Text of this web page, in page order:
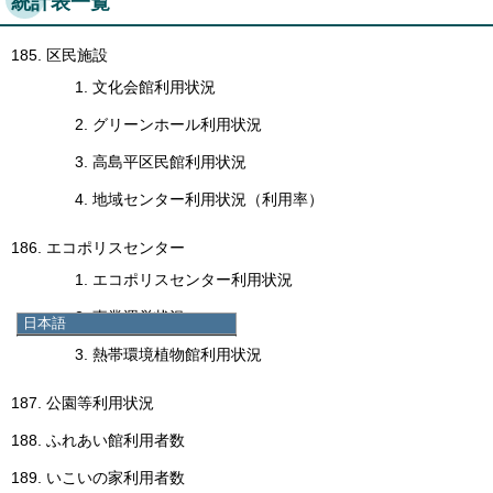
日本語
简体中文
区民施設
文化会館利用状況
グリーンホール利用状況
高島平区民館利用状況
地域センター利用状況（利用率）
エコポリスセンター
エコポリスセンター利用状況
事業運営状況
熱帯環境植物館利用状況
公園等利用状況
ふれあい館利用者数
いこいの家利用者数